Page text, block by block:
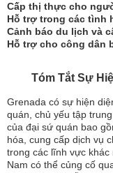
Cấp thị thực cho
Hỗ trợ trong các tình
Cảnh báo du lịch và
Hỗ trợ cho công dân
Tóm Tắt Sự
Grenada có sự hiện
quán, chủ yếu tập
của đại sứ quán bao
hóa, cung cấp dịch vụ
trong các lĩnh vực
Nam có thể củng cố